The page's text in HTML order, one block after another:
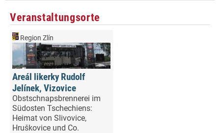
Veranstaltungsorte
Region Zlín
Areál likerky Rudolf
Jelínek, Vizovice
Obstschnapsbrennerei im
Südosten Tschechiens:
Heimat von Slivovice,
Hruškovice und Co.